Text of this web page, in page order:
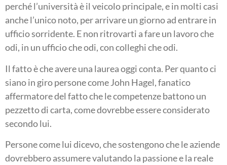
perché l’università è il veicolo principale, e in molti casi
anche l’unico noto, per arrivare un giorno ad entrare in
ufficio sorridente. E non ritrovarti a fare un lavoro che
odi, in un ufficio che odi, con colleghi che odi.
Il fatto è che avere una laurea oggi conta. Per quanto ci
siano in giro persone come John Hagel, fanatico
affermatore del fatto che le competenze battono un
pezzetto di carta, come dovrebbe essere considerato
secondo lui.
Persone come lui dicevo, che sostengono che le aziende
dovrebbero assumere valutando la passione e la reale